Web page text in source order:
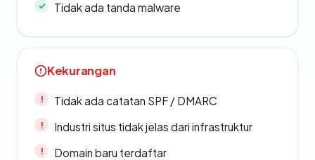
Tidak ada tanda malware
Kekurangan
Tidak ada catatan SPF / DMARC
Industri situs tidak jelas dari infrastruktur
Domain baru terdaftar